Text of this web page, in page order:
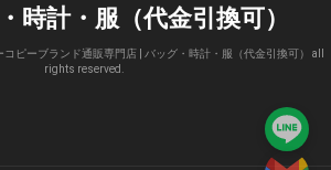
時計・服（代金引換可）
ピーブランド通販専門店 | バッグ・時計・服（代金引換可） all
rights reserved.